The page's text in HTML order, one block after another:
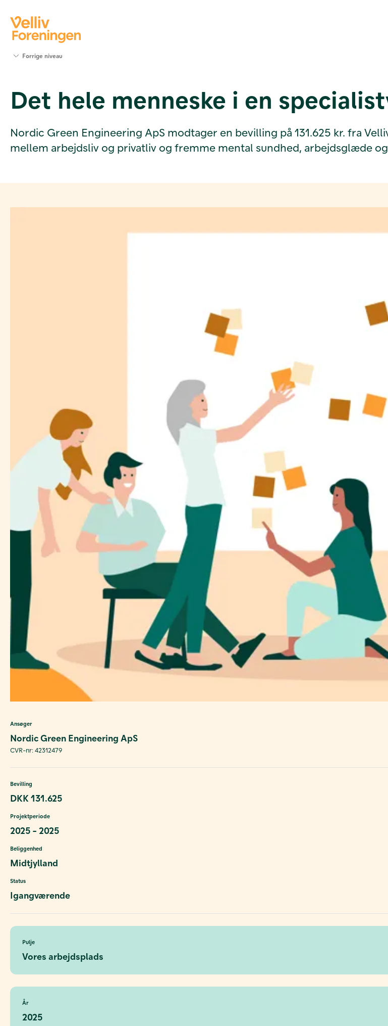
Værktøjer
og viden
Foreningen
Kontakt
os
Forrige niveau
Det hele menneske i en
Nordic Green Engineering ApS modtager en bevilling på 131.625 kr. fra
mellem arbejdsliv og privatliv og fremme mental sundhed, arbejdsglæde
Ansøger
Nordic Green Engineering ApS
CVR-nr: 42312479
Bevilling
DKK 131.625
Projektperiode
2025 - 2025
Beliggenhed
Midtjylland
Status
Igangværende
Pulje
Vores arbejdsplads
År
2025